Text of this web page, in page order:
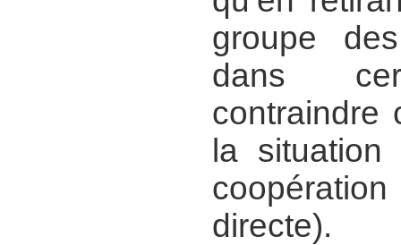
groupe
dans
contraindre
la
directe).